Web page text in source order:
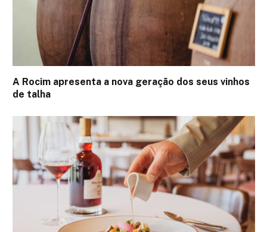
A Rocim apresenta a nova geração dos seus vinhos
de talha